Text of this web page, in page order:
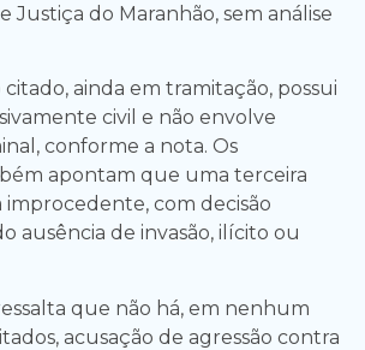
Justiça do Maranhão, sem análise
ainda em tramitação, possui
civil e não envolve
conforme a nota. Os
apontam que uma terceira
improcedente, com decisão
ausência de invasão, ilícito ou
que não há, em nenhum
acusação de agressão contra